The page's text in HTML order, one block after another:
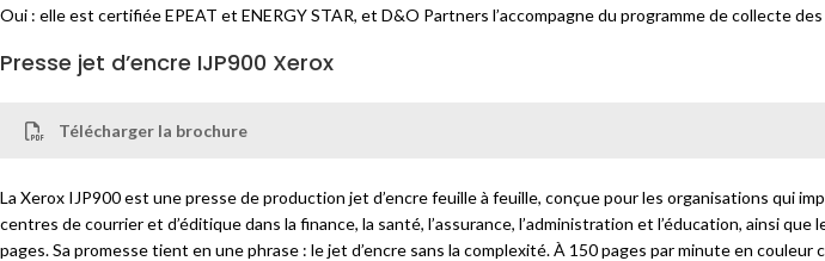
Oui : elle est certifiée EPEAT et ENERGY STAR, et D&O Partners l’accompagne du programme de collecte
Presse jet d’encre IJP900 Xerox
Télécharger la brochure
La Xerox IJP900 est une presse de production jet d’encre feuille à feuille, conçue pour les organisations qui
centres de courrier et d’éditique dans la finance, la santé, l’assurance, l’administration et l’éducation, ainsi
pages. Sa promesse tient en une phrase : le jet d’encre sans la complexité. À 150 pages par minute en